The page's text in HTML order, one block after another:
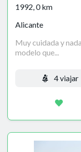
1992, 0 km
Alicante
Muy cuidada y
modelo que...
4 viajar